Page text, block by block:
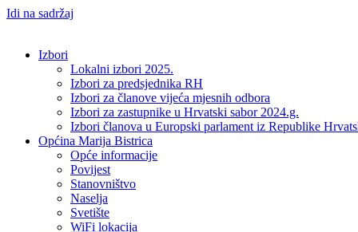
Idi na sadržaj
Izbori
Lokalni izbori 2025.
Izbori za predsjednika RH
Izbori za članove vijeća mjesnih odbora
Izbori za zastupnike u Hrvatski sabor 2024.g.
Izbori članova u Europski parlament iz Republike
Općina Marija Bistrica
Opće informacije
Povijest
Stanovništvo
Naselja
Svetište
WiFi lokacija